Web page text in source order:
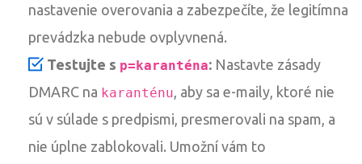
nastavenie overovania a zabezpečíte, že legitímna
prevádzka nebude ovplyvnená.
Testujte s p=karanténa: Nastavte zásady
DMARC na karanténu , aby sa e-maily, ktoré nie
sú v súlade s predpismi, presmerovali na spam, a
nie úplne zablokovali. Umožní vám to